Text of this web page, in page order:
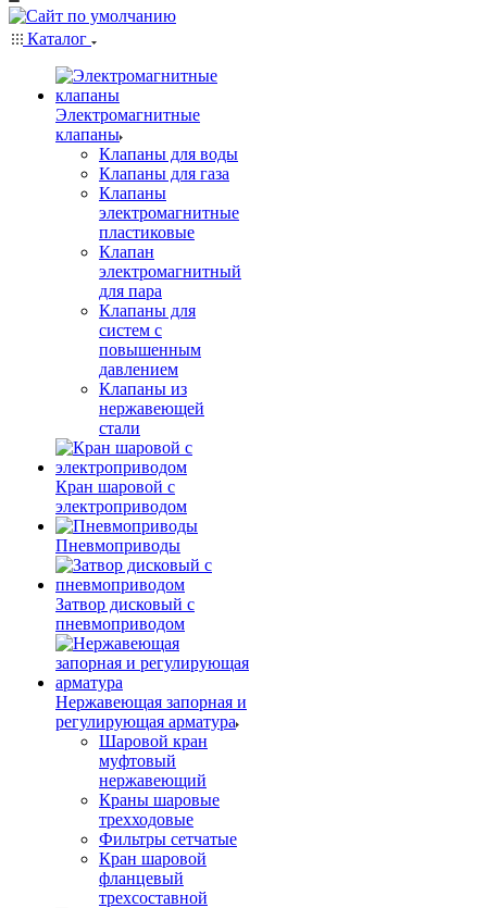
Каталог
Электромагнитные
клапаны
Клапаны для воды
Клапаны для газа
Клапаны
электромагнитные
пластиковые
Клапан
электромагнитный
для пара
Клапаны для
систем с
повышенным
давлением
Клапаны из
нержавеющей
стали
Кран шаровой с
электроприводом
Пневмоприводы
Затвор дисковый с
пневмоприводом
Нержавеющая запорная и
регулирующая арматура
Шаровой кран
муфтовый
нержавеющий
Краны шаровые
трехходовые
Фильтры сетчатые
Кран шаровой
фланцевый
трехсоставной